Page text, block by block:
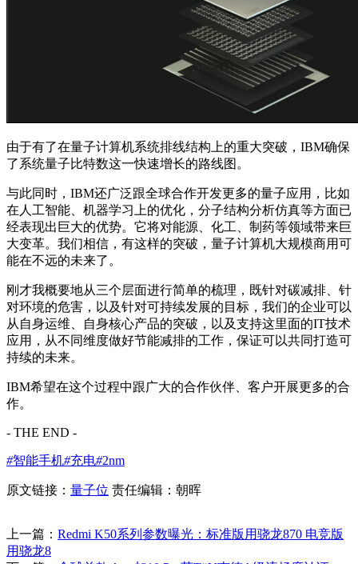
由于有了在量子计算机系统排线结构上的重大突破，IBM确保
了系统量子比特数这一快速增长的路线图。
与此同时，IBM还广泛跟全球合作开发更多的量子应用，比如
在人工智能、机器学习上的优化，分子结构分析仿真等方面已
经表现出巨大的优势。它将对能源、化工、制药等领域带来巨
大变革。我们相信，有这样的突破，量子计算机大规模商用可
能在不远的未来了。
刚才我概要地从三个层面进行简单的梳理，既针对碳减排、针
对环境的危害，以及针对可持续发展的目标，我们的企业可以
从自身运维、自身核心产品的突破，以及支持这里面的IT技术
应用，从不同维度做好节能减排的工作，保证可以共同打造可
持续的未来。
IBM希望在这个过程中跟广大的合作伙伴、客户开展更多的合
作。
- THE END -
#智能手机#充电#2nm
原文链接： 量子位 责任编辑：朝晖
上一篇： Redmi K50系列参数曝光：标准版用骁龙870 电竞版
用骁龙8